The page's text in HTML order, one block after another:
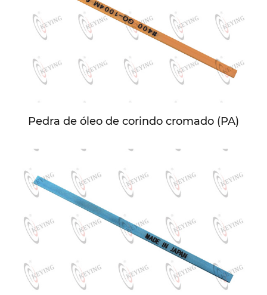
Pedra de óleo de corindo cromado (PA)